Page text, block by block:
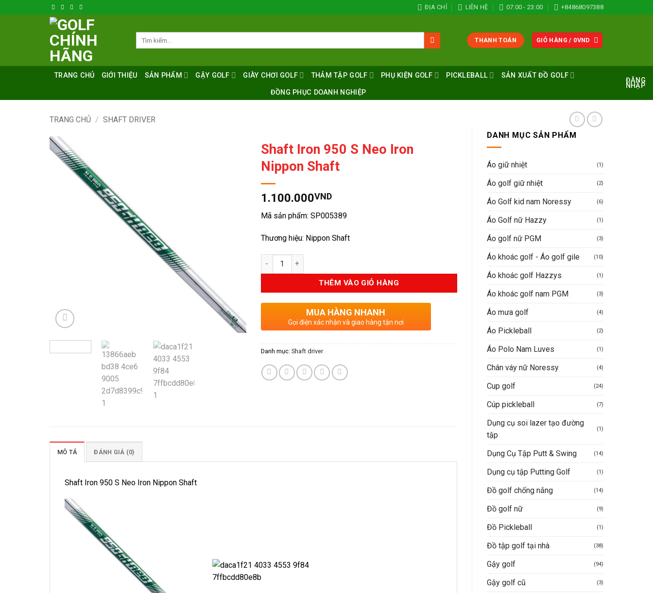
qua
ĐỊA CHỈ LIÊN HỆ 07:00 - 23:00 +84868097388
THANH TOÁN GIỎ HÀNG / 0VND
TRANG CHỦ GIỚI THIỆU SẢN PHẨM GẬY GOLF GIÀY CHƠI GOLF THẢM TẬP GOLF PHỤ KIỆN GOLF PICKLEBALL SẢN XUẤT ĐỒ GOLF
ĐỒNG PHỤC DOANH NGHIỆP
ĐĂNG
NHẬP
TRANG CHỦ / SHAFT DRIVER
DANH MỤC SẢN PHẨM
Áo giữ nhiệt (1)
Áo golf giữ nhiệt (2)
Áo Golf kid nam Noressy (6)
Áo Golf nữ Hazzy (1)
Áo golf nữ PGM (3)
Áo khoác golf - Áo golf gile (10)
Áo khoác golf Hazzys (1)
Áo khoác golf nam PGM (3)
Áo mưa golf (4)
Áo Pickleball (2)
Áo Polo Nam Luves (1)
Chân váy nữ Noressy (4)
Cup golf (24)
Cúp pickleball (7)
Dụng cụ soi lazer tạo đường
tập
(1)
Dụng Cụ Tập Putt & Swing (14)
Dụng cụ tập Putting Golf (1)
Đồ golf chống nắng (14)
Đồ golf nữ (9)
Đồ Pickleball (1)
Đồ tập golf tại nhà (38)
Gậy golf (94)
Gậy golf cũ (3)
Shaft Iron 950 S Neo Iron
Nippon Shaft
1.100.000VND
Mã sản phẩm: SP005389
Thương hiệu: Nippon Shaft
Số lượng
THÊM VÀO GIỎ HÀNG
MUA HÀNG NHANH
Gọi điện xác nhận và giao hàng tận nơi
Danh mục: Shaft driver
MÔ TẢ ĐÁNH GIÁ (0)
Shaft Iron 950 S Neo Iron Nippon Shaft